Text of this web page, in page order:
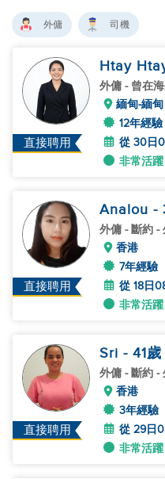
外傭 司機
直接聘用
Htay
外傭 - 曾在
緬甸-緬甸
12年經驗
從 30日
非常活躍
直接聘用
Analou -
外傭 - 斷約 -
香港
7年經驗
從 18日
非常活躍
直接聘用
Sri - 41歲
外傭 - 斷約 -
香港
3年經驗
從 29日
非常活躍